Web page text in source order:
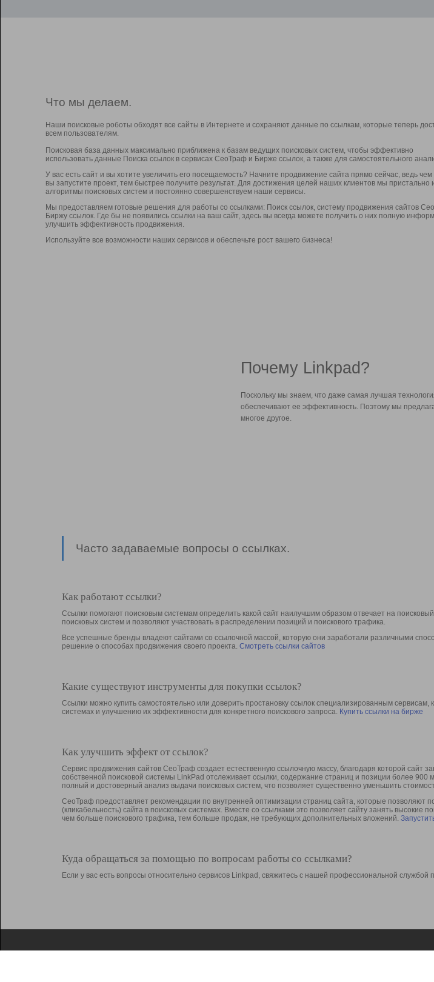
Что мы делаем.
Наши поисковые роботы обходят все сайты в Интернете и сохраняют данные по ссылкам, которые теперь
всем пользователям.
Поисковая база данных максимально приближена к базам ведущих поисковых систем, чтобы эффективно
использовать данные Поиска ссылок в сервисах СеоТраф и Бирже ссылок, а также для самостоятельного
У вас есть сайт и вы хотите увеличить его посещаемость? Начните продвижение сайта прямо сейчас, ведь
вы запустите проект, тем быстрее получите результат. Для достижения целей наших клиентов мы пристально
алгоритмы поисковых систем и постоянно совершенствуем наши сервисы.
Мы предоставляем готовые решения для работы со ссылками: Поиск ссылок, систему продвижения сайтов
Биржу ссылок. Где бы не появились ссылки на ваш сайт, здесь вы всегда можете получить о них полную
улучшить эффективность продвижения.
Используйте все возможности наших сервисов и обеспечьте рост вашего бизнеса!
Почему Linkpad?
Поскольку мы знаем, что даже самая лучшая
обеспечивают ее эффективность. Поэтому мы
многое другое.
Часто задаваемые вопросы о ссылках.
Как работают ссылки?
Ссылки помогают поисковым системам определить какой сайт наилучшим образом отвечает на
поисковых систем и позволяют участвовать в раcпределении позиций и поискового трафика.
Все успешные бренды владеют сайтами со ссылочной массой, которую они заработали различными
решение о способах продвижения своего проекта. Смотреть ссылки сайтов
Какие существуют инструменты для покупки ссылок?
Ссылки можно купить самостоятельно или доверить простановку ссылок специализированным
системах и улучшению их эффективности для конкретного поискового запроса. Купить ссылки на бирже
Как улучшить эффект от ссылок?
Сервис продвижения сайтов СеоТраф создает естественную ссылочную массу, благодаря которой
собственной поисковой системы LinkPad отслеживает ссылки, содержание страниц и позиции более
полный и достоверный анализ выдачи поисковых систем, что позволяет существенно уменьшить
СеоТраф предоставляет рекомендации по внутренней оптимизации страниц сайта, которые позволяют
(кликабельность) сайта в поисковых системах. Вместе со ссылками это позволяет сайту занять высокие
чем больше поискового трафика, тем больше продаж, не требующих дополнительных вложений.
Куда обращаться за помощью по вопросам работы со ссылками?
Если у вас есть вопросы относительно сервисов Linkpad, свяжитесь с нашей профессиональной